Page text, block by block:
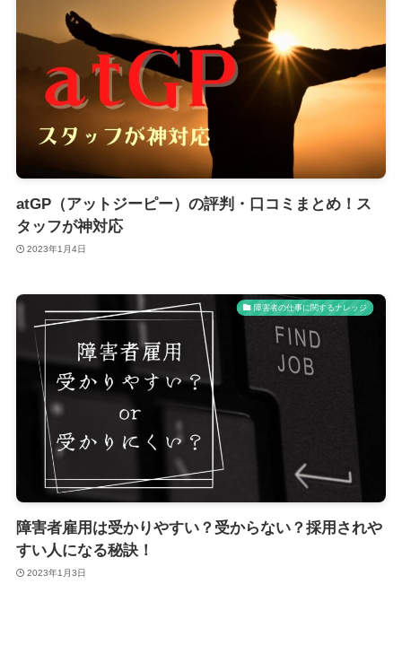
atGP（アットジーピー）の評判・口コミまとめ！ス
タッフが神対応
2023年1月4日
障害者の仕事に関するナレッジ
障害者雇用は受かりやすい？受からない？採用されや
すい人になる秘訣！
2023年1月3日